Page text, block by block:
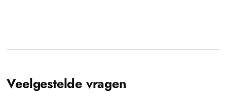
Veelgestelde vragen